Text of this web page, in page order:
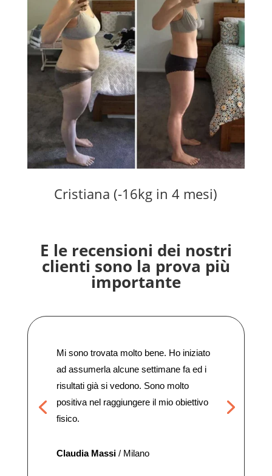
Cristiana (-16kg in 4 mesi)
E le recensioni dei nostri
clienti sono la prova più
importante
Mi sono trovata molto bene. Ho iniziato
ad assumerla alcune settimane fa ed i
risultati già si vedono. Sono molto
positiva nel raggiungere il mio obiettivo
fisico.
Claudia Massi / Milano